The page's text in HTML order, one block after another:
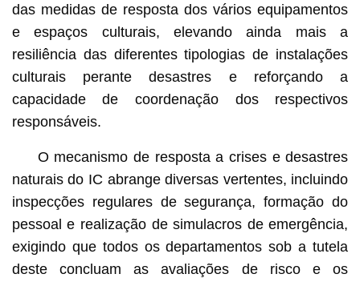
das medidas de resposta dos vários equipamentos
e espaços culturais, elevando ainda mais a
resiliência das diferentes tipologias de instalações
culturais perante desastres e reforçando a
capacidade de coordenação dos respectivos
responsáveis.
O mecanismo de resposta a crises e desastres
naturais do IC abrange diversas vertentes, incluindo
inspecções regulares de segurança, formação do
pessoal e realização de simulacros de emergência,
exigindo que todos os departamentos sob a tutela
deste concluam as avaliações de risco e os